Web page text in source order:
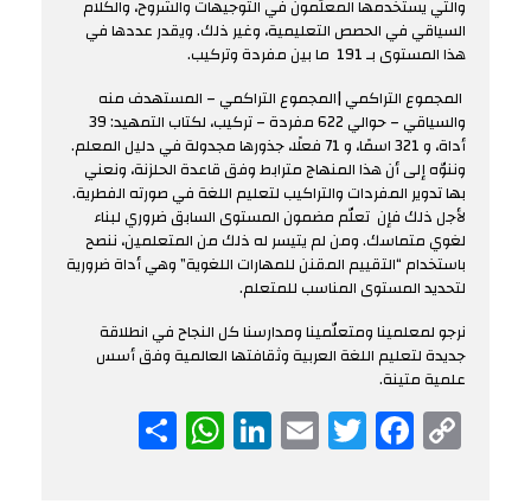
والتي يستخدمها المعلّمون في التوجيهات والشروح، والكلام
السياقي في الحصص التعليمية، وغير ذلك. ويقدر عددها في
هذا المستوى بـ 191 ما بين مفردة وتركيب.
المجموع التراكمي |المجموع التراكمي – المستهدف منه
والسياقي – حوالي 622 مفردة – تركيب، لكتاب التمهيد: 39
أداة، و 321 اسمًا، و 71 فعلًا، جذورها مجدولة في دليل المعلم.
وننوّه إلى أن هذا المنهاج مترابط وفق قاعدة الحلزنة، ونعني
بها تدوير المفردات والتراكيب لتعليم اللغة في صورته الفطرية.
لأجل ذلك فإن تعلّم مضمون المستوى السابق ضروري لبناء
لغوي متماسك. ومن لم يتيسر له ذلك من المتعلمين، ننصح
باستخدام “التقييم المقنن للمهارات اللغوية” وهي أداة ضرورية
لتحديد المستوى المناسب للمتعلم.
نرجو لمعلمينا ومتعلّمينا ومدارسنا كل النجاح في انطلاقة
جديدة لتعليم اللغة العربية وثقافتها العالمية وفق أسس
علمية متينة.
Copy
Link
Facebook
Twitter
Email
LinkedIn
WhatsApp
Share